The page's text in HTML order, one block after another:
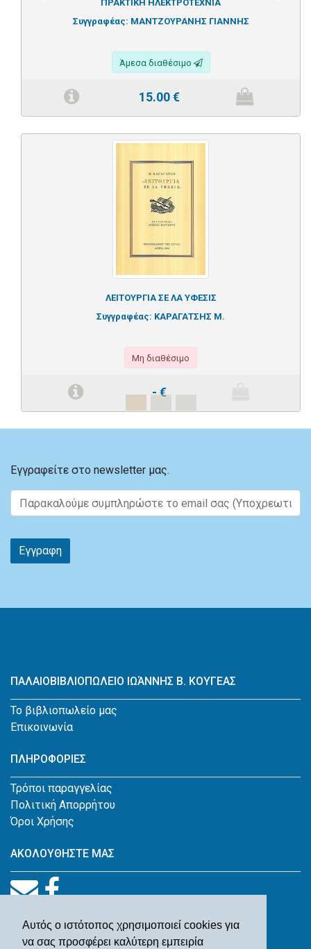
Αυτός ο ιστότοπος χρησιμοποιεί cookies για
να σας προσφέρει καλύτερη εμπειρία
ΠΡΑΚΤΙΚΗ ΗΛΕΚΤΡΟΤΕΧΝΙΑ
Συγγραφέας: ΜΑΝΤΖΟΥΡΑΝΗΣ ΓΙΑΝΝΗΣ
Άμεσα διαθέσιμο
15.00€
ΛΕΙΤΟΥΡΓΙΑ ΣΕ ΛΑ ΥΦΕΣΙΣ
Συγγραφέας: ΚΑΡΑΓΑΤΣΗΣ Μ.
Μη διαθέσιμο
- €
Εγγραφείτε στο newsletter μας.
Εγγραφη
ΠΑΛΑΙΟΒΙΒΛΙΟΠΩΛΕΙΟ ΙΩΆΝΝΗΣ Β. ΚΟΥΓΕΑΣ
Το βιβλιοπωλείο μας
Επικοινωνία
ΠΛΗΡΟΦΟΡΙΕΣ
Τρόποι παραγγελίας
Πολιτική Απορρήτου
Όροι Χρήσης
ΑΚΟΛΟΥΘΗΣΤΕ ΜΑΣ